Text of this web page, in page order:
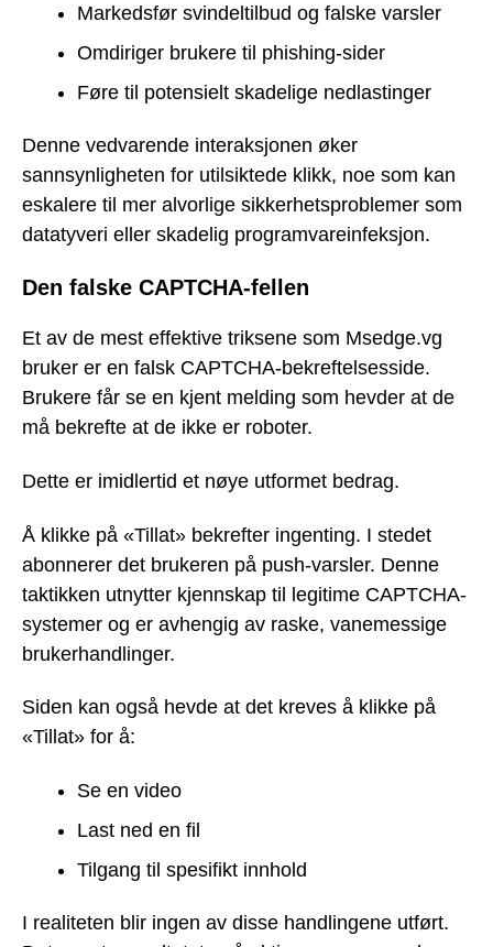
Markedsfør svindeltilbud og falske varsler
Omdiriger brukere til phishing-sider
Føre til potensielt skadelige nedlastinger
Denne vedvarende interaksjonen øker
sannsynligheten for utilsiktede klikk, noe som kan
eskalere til mer alvorlige sikkerhetsproblemer som
datatyveri eller skadelig programvareinfeksjon.
Den falske CAPTCHA-fellen
Et av de mest effektive triksene som Msedge.vg
bruker er en falsk CAPTCHA-bekreftelsesside.
Brukere får se en kjent melding som hevder at de
må bekrefte at de ikke er roboter.
Dette er imidlertid et nøye utformet bedrag.
Å klikke på «Tillat» bekrefter ingenting. I stedet
abonnerer det brukeren på push-varsler. Denne
taktikken utnytter kjennskap til legitime CAPTCHA-
systemer og er avhengig av raske, vanemessige
brukerhandlinger.
Siden kan også hevde at det kreves å klikke på
«Tillat» for å:
Se en video
Last ned en fil
Tilgang til spesifikt innhold
I realiteten blir ingen av disse handlingene utført.